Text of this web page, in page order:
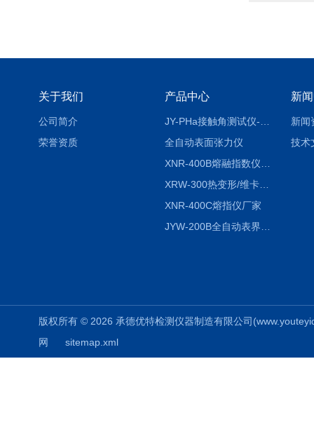
关于我们
公司简介
荣誉资质
产品中心
全自动表面张力仪
XRW-300热变形/维卡软化点温度测定仪
XNR-400C熔指仪厂家
新
新闻
技术
版权所有 © 2026 承德优特检测仪器制造有限公司
网
sitemap.xml